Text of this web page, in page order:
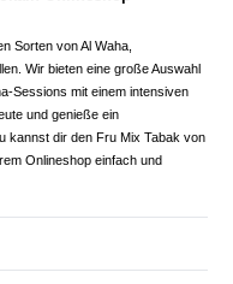
Sorten von Al Waha,
Wir bieten eine große Auswahl
Sessions mit einem intensiven
und genieße ein
kannst dir den Fru Mix Tabak von
Onlineshop einfach und